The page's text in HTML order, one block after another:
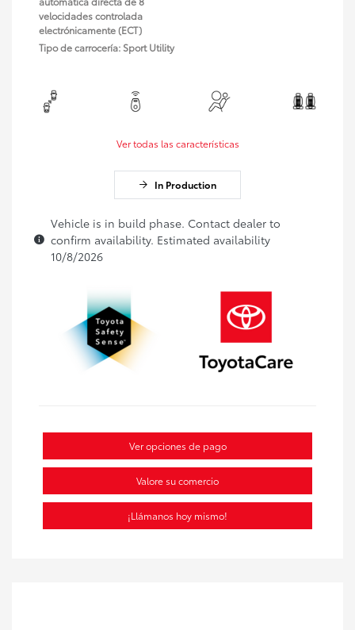
velocidades controlada
electrónicamente (ECT)
Tipo de carrocería: Sport Utility
Ver todas las características
In Production
Vehicle is in build phase. Contact dealer to
confirm availability. Estimated availability
10/8/2026
Ver opciones de pago
Valore su comercio
¡Llámanos hoy mismo!